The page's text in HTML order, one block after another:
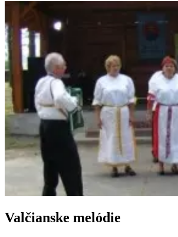
Valčianske melódie